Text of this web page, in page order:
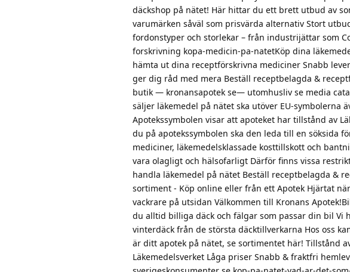
däckshop på nätet! Här hittar du ett brett utbud av
varumärken såväl som prisvärda alternativ Stort
fordonstyper och storlekar – från industrijättar som
forskrivning kopa-medicin-pa-natetKöp dina
hämta ut dina receptförskrivna mediciner Snabb
ger dig råd med mera Beställ receptbelagda &
butik — kronansapotek se— utomhusliv se media
säljer läkemedel på nätet ska utöver EU-symbolerna
Apotekssymbolen visar att apoteket har tillstånd av
du på apotekssymbolen ska den leda till en söksida
mediciner, läkemedelsklassade kosttillskott och
vara olagligt och hälsofarligt Därför finns vissa
handla läkemedel på nätet Beställ receptbelagda &
sortiment - Köp online eller från ett Apotek Hjärtat
vackrare på utsidan Välkommen till Kronans
du alltid billiga däck och fälgar som passar din bil Vi
vinterdäck från de största däcktillverkarna Hos oss
är ditt apotek på nätet, se sortimentet här! Tillstånd
Läkemedelsverket Låga priser Snabb & fraktfri